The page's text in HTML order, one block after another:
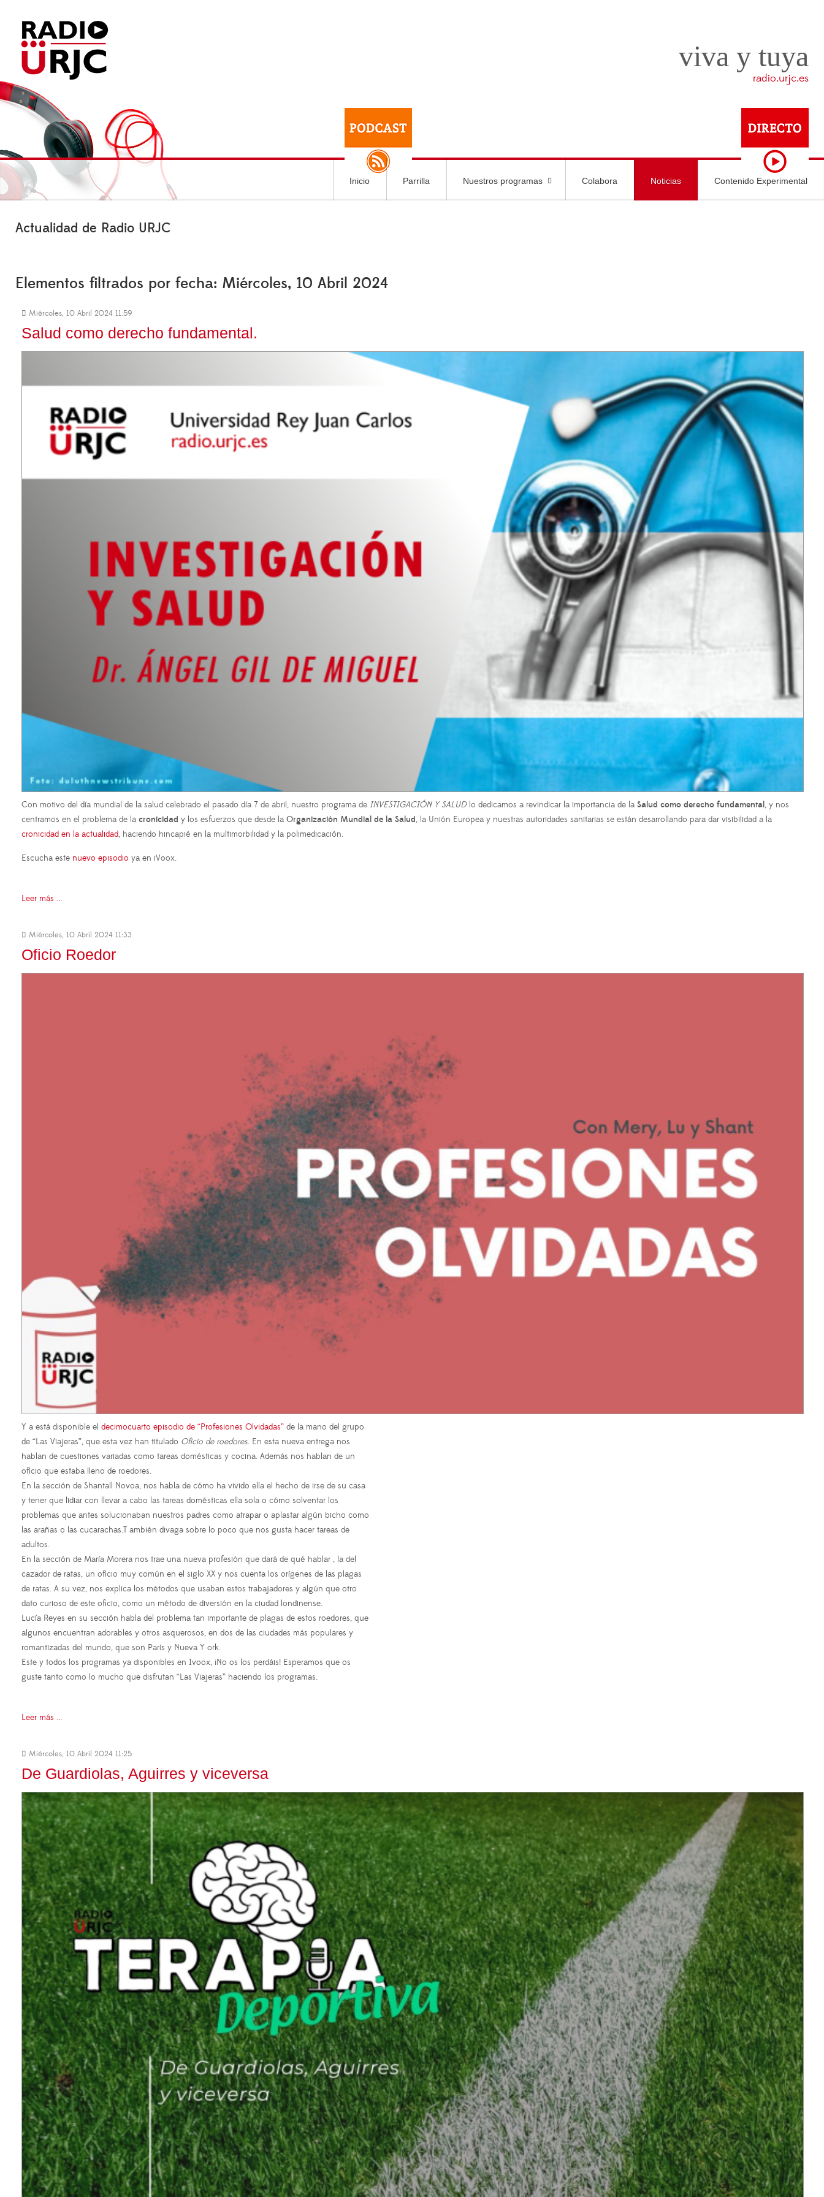
viva y tuya
radio.urjc.es
Inicio Parrilla Nuestros programas Colabora Noticias Contenido Experimental
Actualidad de Radio URJC
Elementos filtrados por fecha: Miércoles, 10 Abril 2024
Miércoles, 10 Abril 2024 11:59
Salud como derecho fundamental.
Con motivo del día mundial de la salud celebrado el pasado día 7 de abril, nuestro programa de INVESTIGACIÓN Y SALUDlo dedicamos a revindicar la importancia de la Salud como derecho fundamental, y nos
centramos en el problema de la cronicidad y los esfuerzos que desde la Organización Mundial de la Salud, la Unión Europea y nuestras autoridades sanitarias se están desarrollando para dar visibilidad a la
cronicidad en la actualidad, haciendo hincapié en la multimorbilidad y la polimedicación.
Escucha este nuevo episodio ya en iVoox.
Leer más ...
Miércoles, 10 Abril 2024 11:33
Oficio Roedor
Y a está disponible el decimocuarto episodio de “Profesiones Olvidadas” de la mano del grupo
de “Las Viajeras”, que esta vez han titulado Oficio de roedores. En esta nueva entrega nos
hablan de cuestiones variadas como tareas domésticas y cocina. Además nos hablan de un
oficio que estaba lleno de roedores.
En la sección de Shantall Novoa, nos habla de cómo ha vivido ella el hecho de irse de su casa
y tener que lidiar con llevar a cabo las tareas domésticas ella sola o cómo solventar los
problemas que antes solucionaban nuestros padres como atrapar o aplastar algún bicho como
las arañas o las cucarachas.T ambién divaga sobre lo poco que nos gusta hacer tareas de
adultos.
En la sección de María Morera nos trae una nueva profesión que dará de qué hablar , la del
cazador de ratas, un oficio muy común en el siglo XX y nos cuenta los orígenes de las plagas
de ratas. A su vez, nos explica los métodos que usaban estos trabajadores y algún que otro
dato curioso de este oficio, como un método de diversión en la ciudad londinense.
Lucía Reyes en su sección habla del problema tan importante de plagas de estos roedores, que
algunos encuentran adorables y otros asquerosos, en dos de las ciudades más populares y
romantizadas del mundo, que son París y Nueva Y ork.
Este y todos los programas ya disponibles en Ivoox, ¡No os los perdáis! Esperamos que os
guste tanto como lo mucho que disfrutan “Las Viajeras” haciendo los programas.
Leer más ...
Miércoles, 10 Abril 2024 11:25
De Guardiolas, Aguirres y viceversa